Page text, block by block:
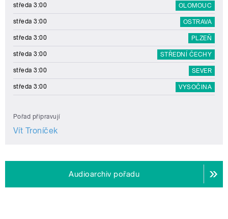
středa 3:00 OLOMOUC
středa 3:00 OSTRAVA
středa 3:00 PLZEŇ
středa 3:00 STŘEDNÍ ČECHY
středa 3:00 SEVER
středa 3:00 VYSOČINA
Pořad připravují
Vít Troníček
Audioarchiv pořadu